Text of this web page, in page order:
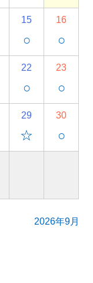
15
○
16
○
22
○
23
○
29
☆
30
○
2026年9月